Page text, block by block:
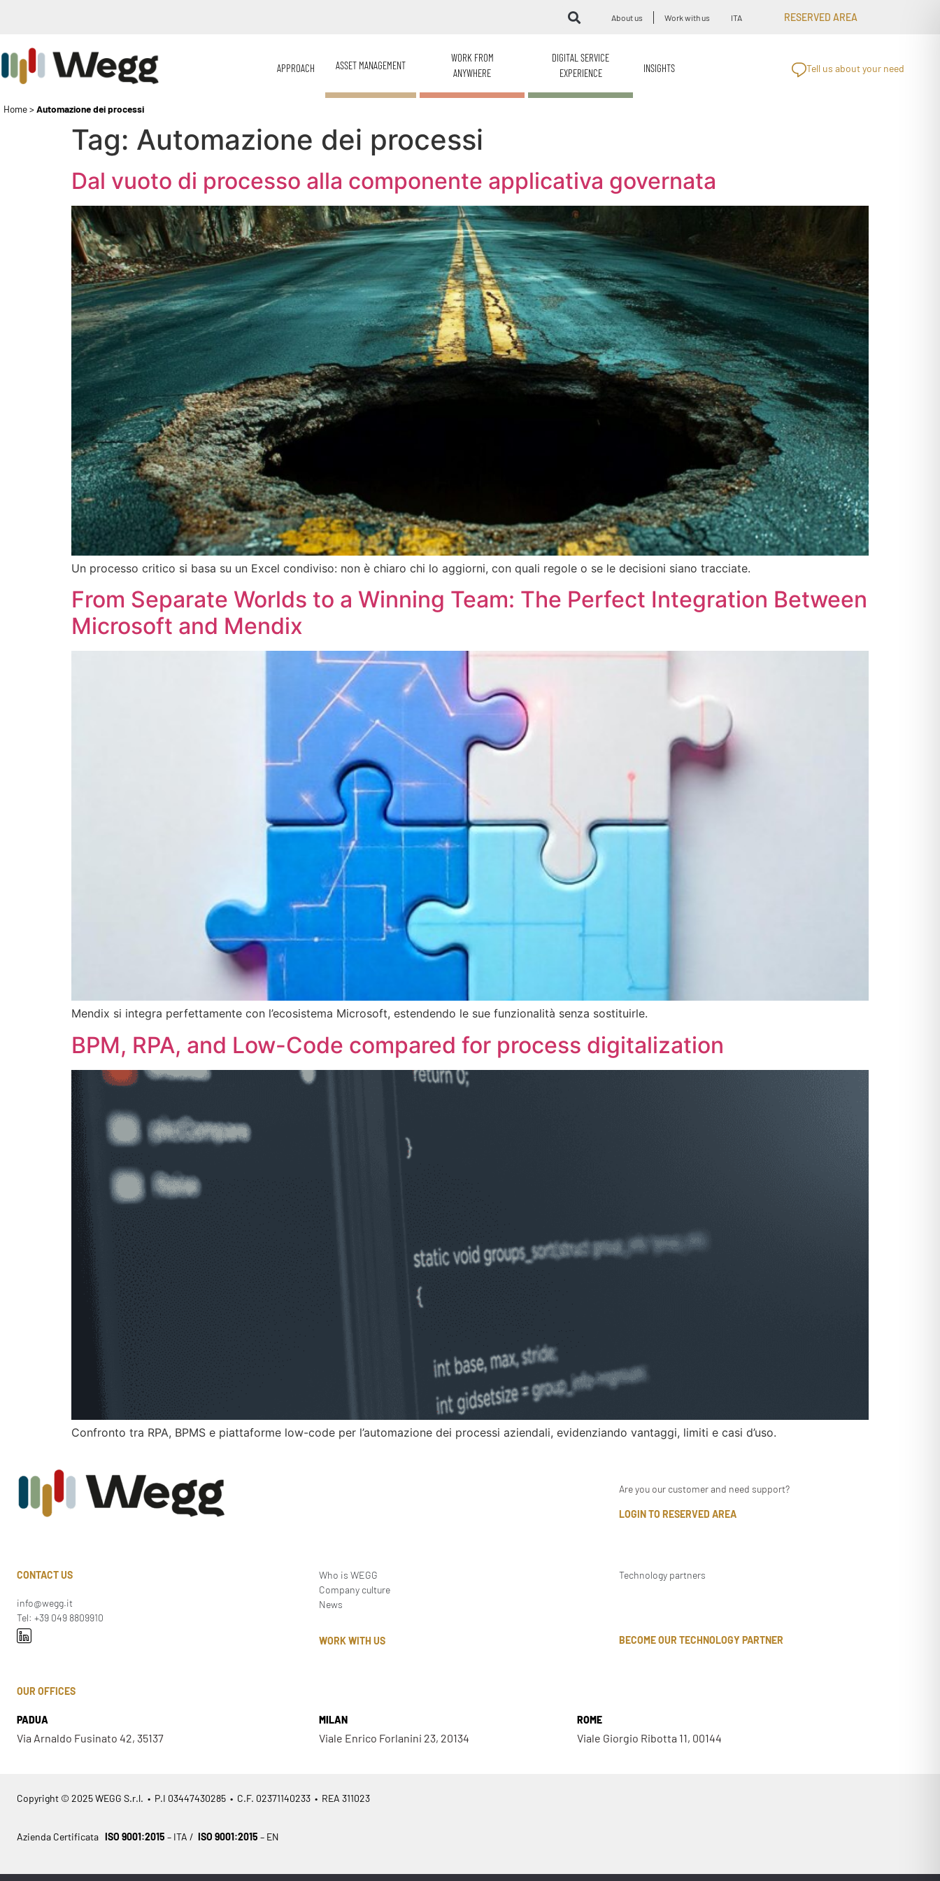
About us Work with us ITA RESERVED AREA
APPROACH ASSET MANAGEMENT
WORK FROM
ANYWHERE
DIGITAL SERVICE
EXPERIENCE
INSIGHTS Tell us about your need
Home>Automazione dei processi
Tag: Automazione dei processi
Dal vuoto di processo alla componente applicativa governata
Un processo critico si basa su un Excel condiviso: non è chiaro chi lo aggiorni, con quali regole o se le decisioni siano tracciate.
From Separate Worlds to a Winning Team: The Perfect Integration Between
Microsoft and Mendix
Mendix si integra perfettamente con l’ecosistema Microsoft, estendendo le sue funzionalità senza sostituirle.
BPM, RPA, and Low-Code compared for process digitalization
Confronto tra RPA, BPMS e piattaforme low-code per l’automazione dei processi aziendali, evidenziando vantaggi, limiti e casi d’uso.
Are you our customer and need support?
LOGIN TO RESERVED AREA
CONTACT US
info@wegg.it
Tel: +39 049 8809910
Who is WEGG
Company culture
News
WORK WITH US
Technology partners
BECOME OUR TECHNOLOGY PARTNER
OUR OFFICES
PADUA
Via Arnaldo Fusinato 42, 35137
MILAN
Viale Enrico Forlanini 23, 20134
ROME
Viale Giorgio Ribotta 11, 00144
Copyright © 2025 WEGG S.r.l. • P.I 03447430285 • C.F. 02371140233 • REA 311023
Azienda Certificata ISO 9001:2015 – ITA / ISO 9001:2015 – EN